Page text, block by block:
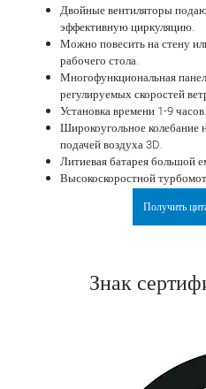
Двойные вентиляторы
эффективную циркуляцию.
Можно повесить на стену
рабочего стола.
Многофункциональная
регулируемых скоростей
Установка времени 1-9 часов.
Широкоугольное колебание
подачей воздуха 3D.
Литиевая батарея большой
Высокоскоростной
Получить
Знак